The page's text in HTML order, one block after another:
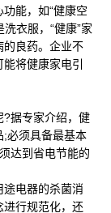
能，如“健康空
衣服，“健康”家
的良药。企业不
将健康家电引
据专家介绍，健
;必须具备最基本
达到省电节能的
电器的杀菌消
行规范化，还